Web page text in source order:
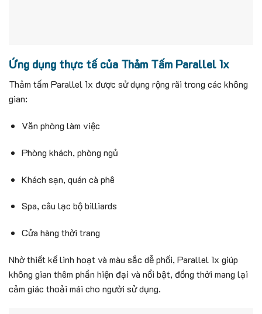
Ứng dụng thực tế của Thảm Tấm Parallel 1x
Thảm tấm Parallel 1x được sử dụng rộng rãi trong các không
gian:
Văn phòng làm việc
Phòng khách, phòng ngủ
Khách sạn, quán cà phê
Spa, câu lạc bộ billiards
Cửa hàng thời trang
Nhờ thiết kế linh hoạt và màu sắc dễ phối, Parallel 1x giúp
không gian thêm phần hiện đại và nổi bật, đồng thời mang lại
cảm giác thoải mái cho người sử dụng.